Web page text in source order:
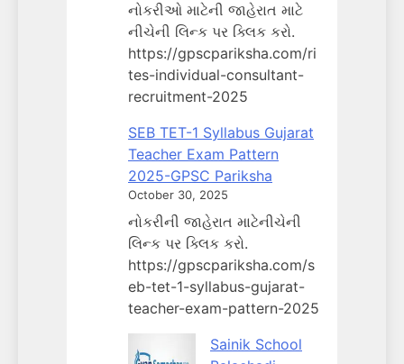
નોકરીઓ માટેની જાહેરાત માટે
નીચેની લિન્ક પર ક્લિક કરો.
https://gpscpariksha.com/ri
tes-individual-consultant-
recruitment-2025
SEB TET-1 Syllabus Gujarat
Teacher Exam Pattern
2025-GPSC Pariksha
October 30, 2025
નોકરીની જાહેરાત માટેનીચેની
લિન્ક પર ક્લિક કરો.
https://gpscpariksha.com/s
eb-tet-1-syllabus-gujarat-
teacher-exam-pattern-2025
Sainik School